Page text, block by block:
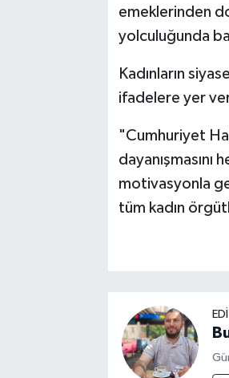
emeklerinden
yolculuğunda
Kadınların
ifadelere yer
"Cumhuriyet
dayanışmasını
motivasyonla
tüm kadın